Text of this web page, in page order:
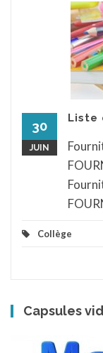
30
JUIN
Liste
Collège
Capsules